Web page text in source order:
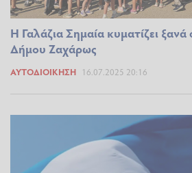
Η Γαλάζια Σημαία κυματίζει ξανά
Δήμου Ζαχάρως
ΑΥΤΟΔΙΟΊΚΗΣΗ 16.07.2025 20:16